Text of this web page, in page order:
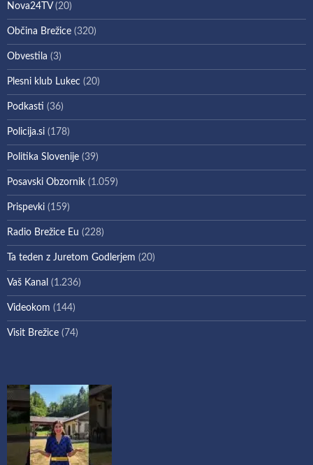
Nova24TV(20)
Občina Brežice (320)
Obvestila (3)
Plesni klub Lukec (20)
Podkasti (36)
Policija.si (178)
Politika Slovenije (39)
Posavski Obzornik (1.059)
Prispevki (159)
Radio Brežice Eu (228)
Ta teden z Juretom Godlerjem (20)
Vaš Kanal (1.236)
Videokom (144)
Visit Brežice (74)